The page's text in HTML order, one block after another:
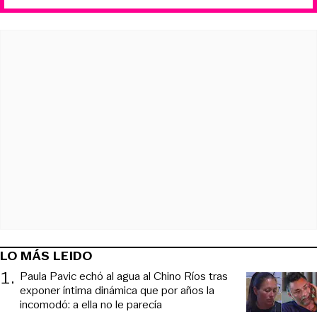
LO MÁS LEIDO
1. Paula Pavic echó al agua al Chino Ríos tras
exponer íntima dinámica que por años la
incomodó: a ella no le parecía